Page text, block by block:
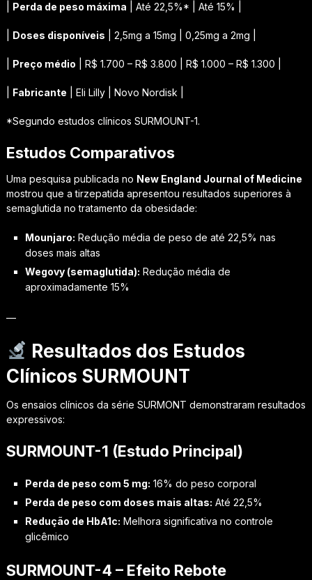
Perda de peso máxima | Até 22,5%* | Até 15% |
Doses disponíveis | 2,5mg a 15mg | 0,25mg a 2mg |
Preço médio | R$ 1.700 – R$ 3.800 | R$ 1.000 – R$ 1.300 |
Fabricante | Eli Lilly | Novo Nordisk |
*Segundo estudos clínicos SURMOUNT-1.
Estudos Comparativos
Uma pesquisa publicada no New England Journal of Medicine
mostrou que a tirzepatida apresentou resultados superiores à
semaglutida no tratamento da obesidade:
Mounjaro: Redução média de peso de até 22,5% nas
doses mais altas
Wegovy (semaglutida): Redução média de
aproximadamente 15%
—
Resultados dos Estudos
Clínicos SURMOUNT
Os ensaios clínicos da série SURMONT demonstraram resultados
expressivos:
SURMOUNT-1 (Estudo Principal)
Perda de peso com 5 mg: 16% do peso corporal
Perda de peso com doses mais altas: Até 22,5%
Redução de HbA1c: Melhora significativa no controle
glicêmico
SURMOUNT-4 – Efeito Rebote